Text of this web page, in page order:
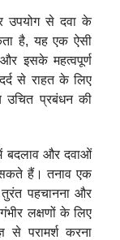
उपयोग से दवा के
है, यह एक ऐसी
इसके महत्वपूर्ण
से राहत के लिए
उचित प्रबंधन की
बदलाव और दवाओं
सकते हैं। तनाव एक
तुरंत पहचानना और
लक्षणों के लिए
परामर्श करना